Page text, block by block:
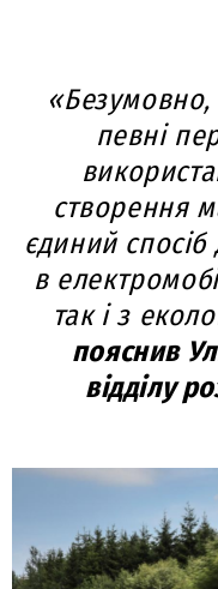
певні
створення
єдиний
в
так і з
пояснив
відділу